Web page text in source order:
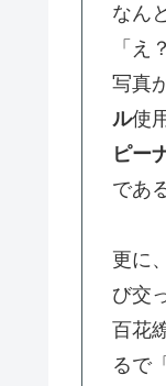
なん
「
写真
ル使
ピー
であ
更に、
び交
百花
るで「